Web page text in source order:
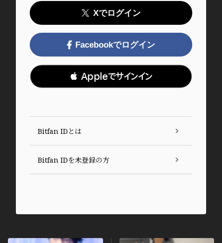
Xでログイン
Facebookでログイン
 Appleでサインイン
Bitfan IDとは
Bitfan IDを未登録の方